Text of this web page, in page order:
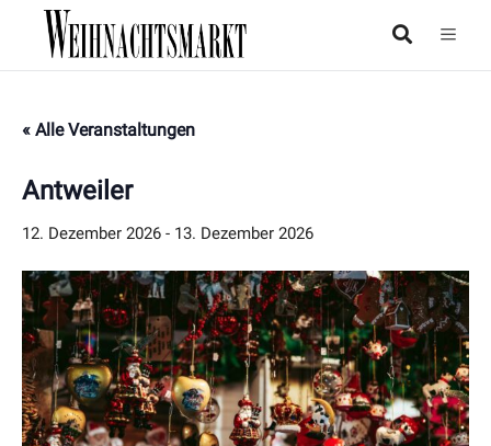
« Alle Veranstaltungen
Antweiler
12. Dezember 2026 - 13. Dezember 2026